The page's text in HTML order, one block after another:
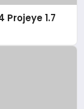
Projeye 1.7